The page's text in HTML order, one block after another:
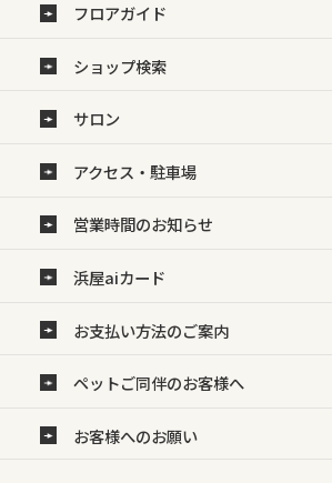
フロアガイド
ショップ検索
サロン
アクセス・駐車場
営業時間のお知らせ
浜屋aiカード
お支払い方法のご案内
ペットご同伴のお客様へ
お客様へのお願い